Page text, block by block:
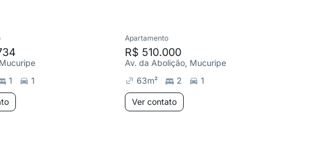
1 1
Apartamento
R$ 510.000
Av. da Abolição, Mucuripe
63m² 2 1
Ver contato